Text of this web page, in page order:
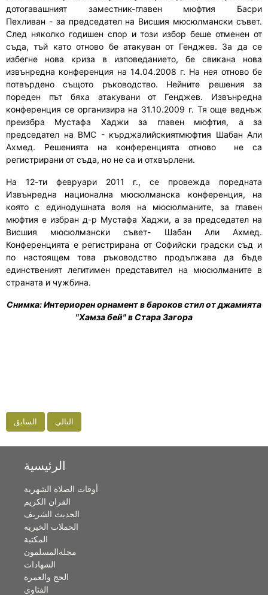
дотогавашният заместник-главен мюфтия Басри
Пехливан -за председател на Висшия мюсюлмански съвет.
След няколко годишен спор и този избор беше отменен от
съда, тъй като отново бе атакуван от Генджев. За да се
избегне нова криза в изповеданието, бе свикана нова
извънредна конференция на 14.04.2008 г. На нея отново бе
потвърдено същото ръководство. Нейните решения за
пореден пътбяха атакувани от Генджев. Извънредна
конференция се организира на 31.10.2009 г. Тя още веднъж
преизбра Мустафа Хаджи за главен мюфтия, а за
председател на ВМС - кърджалийскиятмюфтия Шабан Али
Ахмед. Решенията на конференцията отново
не са
регистрирани от съда, но не са и отхвърлени.
На 12-ти февруари 2011 г., се провежда поредната
Извънредна национална мюсюлманска конференция, на
която с единодушната воля на мюсюлманите, за главен
мюфтия е избран д-р Мустафа Хаджи, а за председател на
Висшия мюсюлмански съвет- Шабан Али Ахмед.
Конференцията е регистрирана от Софийски градски съд и
по настоящем това ръководство продължава да бъде
единственият легитимен представител на мюсюлманите в
страната и чужбина.
Снимка:Интериорен орнамент в бароков стил от джамията
"Хамза бей" в Стара Загора
السابق التالي
الرئيسية
أوقات الصلاة الشهرية
القران الكريم
الحديث الشريف
الحملات الخيريه
المكتبة
مجلةالمسلمون
الشهادات
الحج والعمرة
الفتاوى